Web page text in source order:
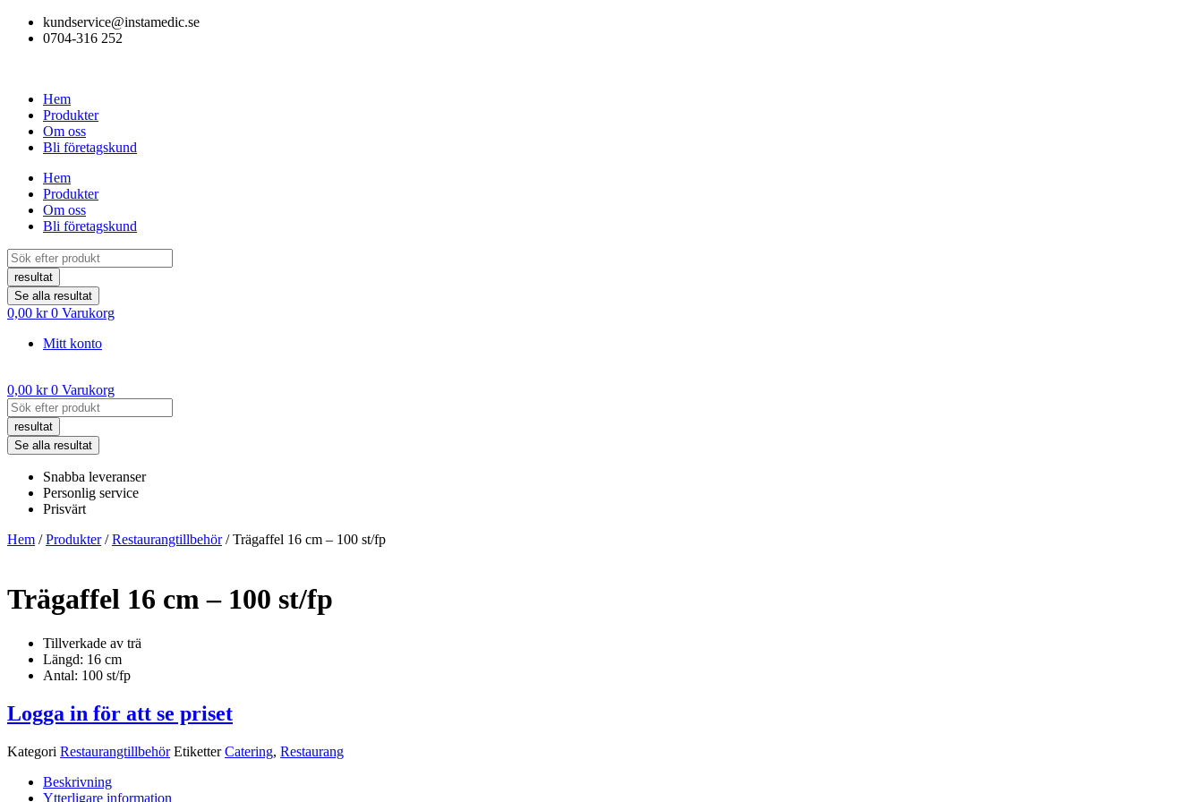
Hoppakundservice@instamedic.se
0704-316 252
Hem
Produkter
Om oss
Bli företagskund
Hem
Produkter
Om oss
Bli företagskund
Search
...resultat
Se alla resultat
0,00 kr 0 Varukorg
Mitt konto
0,00 kr 0 Varukorg
Search
...resultat
Se alla resultat
Snabba leveranser
Personlig service
Prisvärt
Hem /Produkter/Restaurangtillbehör/ Trägaffel 16 cm – 100 st/fp
Trägaffel 16 cm – 100 st/fp
Tillverkade av trä
Längd: 16 cm
Antal: 100 st/fp
Logga in för att se priset
Kategori Restaurangtillbehör Etiketter Catering, Restaurang
Beskrivning
Ytterligare information